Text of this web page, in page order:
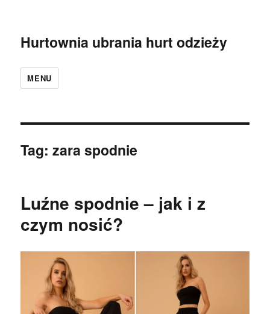
Hurtownia ubrania hurt odzieży
MENU
Tag:zara spodnie
Luźne spodnie – jak i z
czym nosić?